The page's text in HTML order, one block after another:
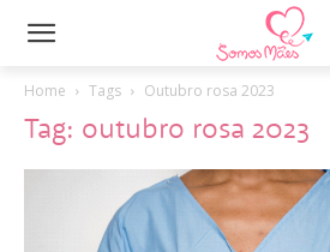
Home Tags Outubro rosa 2023
Tag: outubro rosa 2023